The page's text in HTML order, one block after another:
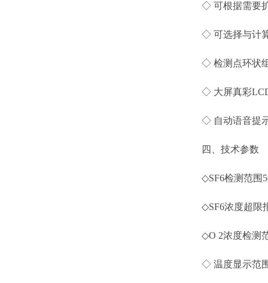
◇ 可根据需要扩
◇ 可选择与计算
◇ 检测点环状组
◇ 大屏真彩LCD
◇ 自动语音提示
四、技术参数
◇SF6检测范围
◇SF6浓度超限报
◇O 2浓度检测范
◇ 温度显示范围